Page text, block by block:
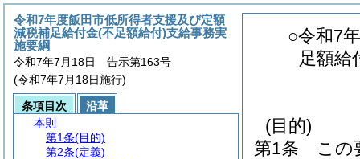
○令和7
足額給
(目的)
第1条
この
令和7年度飯田市低所得者支援及び定額
減税補足給付金(不足額給付)支給事務実
施要綱
令和7年7月18日 告示第163号
(令和7年7月18日施行)
条項目次
沿革
本則
第1条(目的)
第2条(定義)